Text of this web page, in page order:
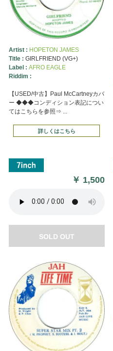
Artist : HOPETON JAMES
Title : GIRLFRIEND (VG+)
Label : AFRO EAGLE
Riddim :
【USED/中古】Paul McCartneyカバ
ー ◆◆◆コンディション表記につい
てはこちらを参照⇒ ...
詳しくはこちら
￥ 1,500
SOLD OUT